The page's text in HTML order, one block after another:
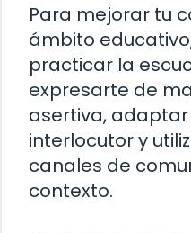
Para mejorar tu
ámbito
practicar la
expresarte de
asertiva,
interlocutor y
canales de
contexto.